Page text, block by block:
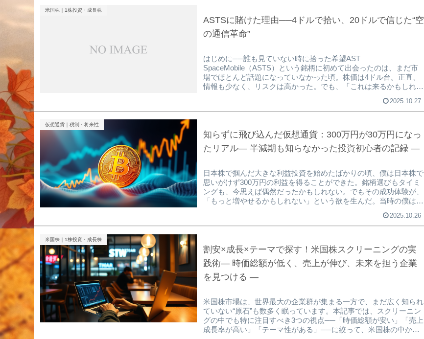
さに“熱...
米国株｜1株投資・成長株
ASTSに賭けた理由──4ドルで拾い、20ドルで信じた“空
の通信革命”
はじめに──誰も見ていない時に拾った希望AST
SpaceMobile（ASTS）という銘柄に初めて出会ったのは、まだ市
場でほとんど話題になっていなかった頃。株価は4ドル台。正直、
情報も少なく、リスクは高かった。でも、「これは来るかもしれな
たタイミングで買い増しを決断。今思えば、あの判断には確信と不
安が入り混じっていた。結果として、現在の平均取得単価は5ドル
望、葛藤、そして未来への期待が詰まっている。楽天証券 アプリ
にて※ASTSなどの米国株購入するには、証券口座を作った後...
2025.10.27
仮想通貨｜税制・将来性
知らずに飛び込んだ仮想通貨：300万円が30万円になっ
たリアル― 半減期も知らなかった投資初心者の記録 ―
日本株で掴んだ大きな利益投資を始めたばかりの頃、僕は日本株で
思いがけず300万円の利益を得ることができた。銘柄選びもタイミ
ングも、今思えば偶然だったかもしれない。でもその成功体験が、
「もっと増やせるかもしれない」という欲を生んだ。当時の僕は、
た。仮想通貨という“熱狂”の世界へ2014年、ビットコインがニュー
スやSNSで話題になっていた。「これからは仮想通貨の時代だ」
気に熱を帯びた。でも正直に言うと、「半減期」なんて言葉も知ら
なかったし、ビットコインの仕組みも理解していなかった。...
2025.10.26
米国株｜1株投資・成長株
割安×成長×テーマで探す！米国株スクリーニングの実
践術― 時価総額が低く、売上が伸び、未来を担う企業
を見つける ―
米国株市場は、世界最大の企業群が集まる一方で、まだ広く知られ
ていない“原石”も数多く眠っています。本記事では、スクリーニン
グの中でも特に注目すべき3つの視点──「時価総額が安い」「売上
成長率が高い」「テーマ性がある」──に絞って、米国株の中から